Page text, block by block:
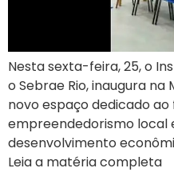
Nesta sexta-feira, 25, o
o Sebrae Rio, inaugura na
novo espaço dedicado
empreendedorismo local
desenvolvimento
Leia a matéria completa